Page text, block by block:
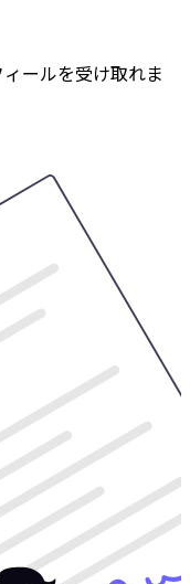
ールを受け取れま